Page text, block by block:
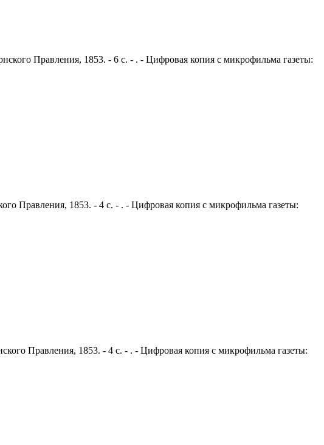
Правления, 1853. - 6 с. - . - Цифровая копия с микрофильма газеты:
Правления, 1853. - 4 с. - . - Цифровая копия с микрофильма газеты:
Правления, 1853. - 4 с. - . - Цифровая копия с микрофильма газеты: